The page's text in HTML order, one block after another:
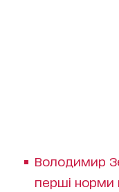
Володимир
перші норми